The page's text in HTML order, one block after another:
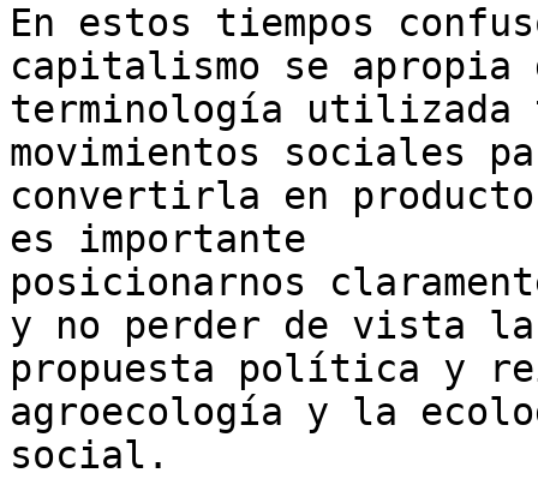
En estos tiempos
capitalismo se apropia
terminología utilizada
movimientos sociales
convertirla en
es importante
posicionarnos
y no perder de vista la
propuesta política y
agroecología y la
social.